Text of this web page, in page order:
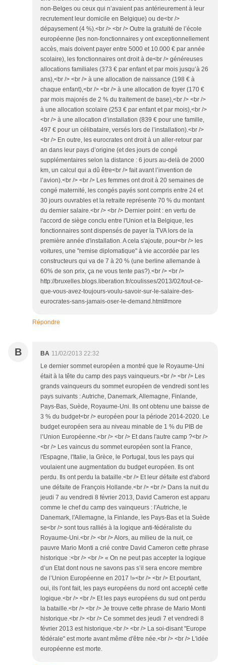
non-Belges ou ceux qui n’avaient pas antérieurement à leur
recrutement leur domicile en Belgique) ou de<br />
dépaysement (4 %).<br /> <br /> Outre la gratuité de l’école
européenne (les non-fonctionnaires y ont exceptionnellement
accès, mais doivent payer entre 5000 et 10.000 € par année
scolaire), les fonctionnaires ont droit à de<br /> généreuses
allocations familiales (373 € par enfant et par mois jusqu’à 26
ans),<br /> <br /> à une allocation de naissance (198 € à
chaque enfant),<br /> <br /> à une allocation de foyer (170 €
par mois majorés de 2 % du traitement de base),<br /> <br />
à une allocation scolaire (253 € par enfant et par mois),<br />
<br /> à une allocation d’installation (839 € pour une famille,
497 € pour un célibataire, versés lors de l’installation).<br />
<br /> En outre, les eurocrates ont droit à un aller-retour par
an dans leur pays d’origine (et des jours de congé
supplémentaires selon la distance : 6 jours au-delà de 2000
km, un calcul qui a dû être<br /> fait avant l’invention de
l’avion).<br /> <br /> Les femmes ont droit à 20 semaines de
congé maternité, les congés payés sont compris entre 24 et
30 jours ouvrables et la retraite représente 70 % du montant
du dernier salaire.<br /> <br /> Dernier point : en vertu de
l'accord de siège conclu entre l'Union et la Belgique, les
fonctionnaires sont dispensés de payer la TVA lors de la
première année d'installation. A cela s'ajoute, pour<br /> les
voitures, une "remise diplomatique" à vie accordée par les
constructeurs qui va de 7 à 20 % (une berline allemande à
60% de son prix, ça ne vous tente pas?).<br /> <br />
http://bruxelles.blogs.liberation.fr/coulisses/2013/02/tout-ce-
que-vous-avez-toujours-voulu-savoir-sur-le-salaire-des-
eurocrates-sans-jamais-oser-le-demand.html#more
Répondre
B BA 11/02/2013 22:32
Le dernier sommet européen a montré que le Royaume-Uni
était à la tête du camp des pays vainqueurs.<br /> <br /> Les
grands vainqueurs du sommet européen de vendredi sont les
pays suivants : Autriche, Danemark, Allemagne, Finlande,
Pays-Bas, Suède, Royaume-Uni. Ils ont obtenu une baisse de
3 % du budget<br /> européen pour la période 2014-2020. Le
budget européen sera au niveau minable de 1 % du PIB de
l’Union Européenne.<br /> <br /> Et dans l'autre camp ?<br />
<br /> Les vaincus du sommet européen sont la France,
l'Espagne, l'Italie, la Grèce, le Portugal, tous les pays qui
voulaient une augmentation du budget européen. Ils ont
perdu. Ils ont perdu la bataille.<br /> Et leur défaite est d'abord
une défaite de François Hollande.<br /> <br /> Dans la nuit du
jeudi 7 au vendredi 8 février 2013, David Cameron est apparu
comme le chef du camp des vainqueurs : l'Autriche, le
Danemark, l'Allemagne, la Finlande, les Pays-Bas et la Suède
se<br /> sont tous ralliés à la logique anti-fédéraliste du
Royaume-Uni.<br /> <br /> Alors, au milieu de la nuit, ce
pauvre Mario Monti a crié contre David Cameron cette phrase
historique :<br /> <br /> « On ne peut pas accepter la logique
d’un Etat dont nous ne savons pas s’il sera encore membre
de l’Union Européenne en 2017 !»<br /> <br /> Et pourtant,
oui, ils l'ont fait, les pays européens du nord ont accepté cette
logique.<br /> <br /> Et les pays européens du sud ont perdu
la bataille.<br /> <br /> Je trouve cette phrase de Mario Monti
historique.<br /> <br /> Ce sommet des jeudi 7 et vendredi 8
février 2013 est historique.<br /> <br /> La soi-disant "Europe
fédérale" est morte avant même d'être née.<br /> <br /> L'idée
européenne est morte.